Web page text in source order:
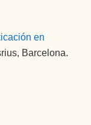
en
Barcelona.